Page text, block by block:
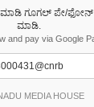
ಗೂಗಲ್ ಪೇ/ಫೋನ್
ಮಾಡಿ.
and pay via Google
MEDIA HOUSE